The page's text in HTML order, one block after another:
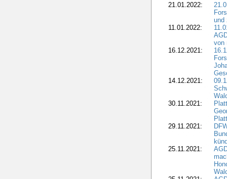
21.01.2022:
und
11.01.2022:
von
16.12.2021:
14.12.2021:
30.11.2021:
29.11.2021:
25.11.2021: